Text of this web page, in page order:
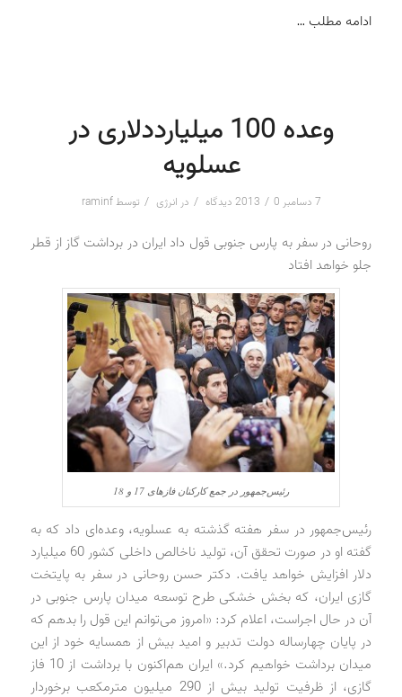
ادامه مطلب …
وعده 100 میلیارددلاری در
عسلویه
7 دسامبر 2013 / 0 دیدگاه / در انرژی / توسطraminf
روحانی در سفر به پارس جنوبی قول داد ایران در برداشت گاز از قطر
جلو خواهد افتاد
رئیس‌جمهور در جمع کارکنان فازهای 17 و 18
رئیس‌جمهور در سفر هفته گذشته به عسلویه، وعده‌ای داد که به
گفته او در صورت تحقق آن، تولید ناخالص داخلی کشور 60 میلیارد
دلار افزایش خواهد یافت. دکتر حسن روحانی در سفر به پایتخت
گازی ایران، که بخش خشکی طرح توسعه میدان پارس جنوبی در
آن در حال اجراست، اعلام کرد: «امروز می‌توانم این قول را بدهم که
در پایان چهارساله دولت تدبیر و امید بیش از همسایه خود از این
میدان برداشت خواهیم کرد.» ایران هم‌اکنون با برداشت از 10 فاز
گازی، از ظرفیت تولید بیش از 290 میلیون مترمکعب برخوردار